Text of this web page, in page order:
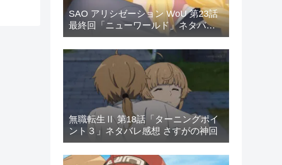
SAO アリシゼーション WoU 第23話
最終回「ニューワールド」ネタバレ
感想 新世界
無職転生Ⅱ 第18話「ターニングポイ
ント３」ネタバレ感想 さすがの神回